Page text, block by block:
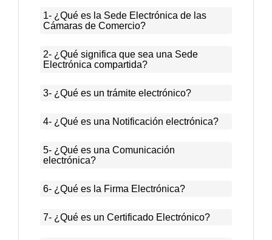
1- ¿Qué es la Sede Electrónica de las
Cámaras de Comercio?
2- ¿Qué significa que sea una Sede
Electrónica compartida?
3- ¿Qué es un trámite electrónico?
4- ¿Qué es una Notificación electrónica?
5- ¿Qué es una Comunicación
electrónica?
6- ¿Qué es la Firma Electrónica?
7- ¿Qué es un Certificado Electrónico?